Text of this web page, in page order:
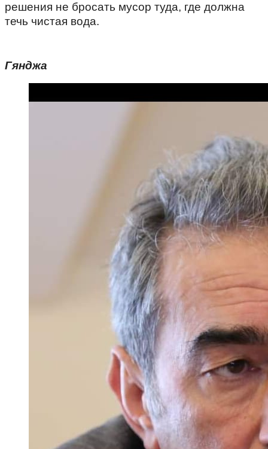
решения не бросать мусор туда, где должна
течь чистая вода.
Гянджа